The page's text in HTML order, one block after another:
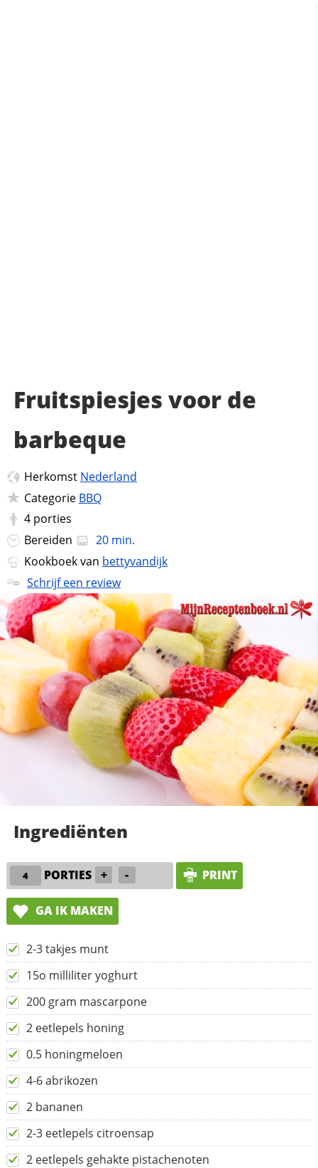
Fruitspiesjes voor de
barbeque
Herkomst Nederland
Categorie BBQ
4 porties
Bereiden
20 min.
Kookboek van bettyvandijk
Schrijf een review
Ingrediënten
PORTIES + - PRINT
GA IK MAKEN
2-3 takjes munt
15o milliliter yoghurt
200 gram mascarpone
2 eetlepels honing
0.5 honingmeloen
4-6 abrikozen
2 bananen
2-3 eetlepels citroensap
2 eetlepels gehakte pistachenoten